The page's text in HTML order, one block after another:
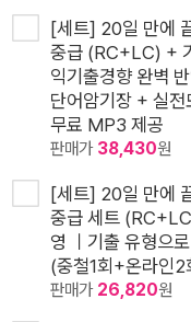
[세트] 20일 만에
중급 (RC+LC) +
익기출경향 완벽
단어암기장 + 실
무료 MP3 제공
판매가 38,430원
[세트] 20일 만에
중급 세트
영 ㅣ기출 유형으
(중철1회+온라인
판매가 26,820원